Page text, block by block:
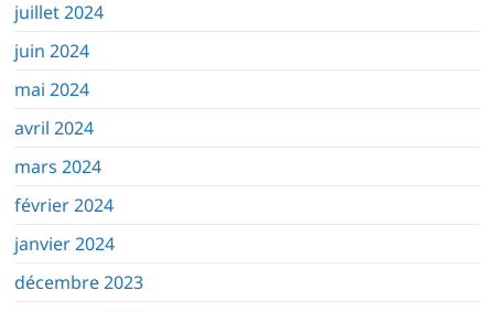
juillet 2024
juin 2024
mai 2024
avril 2024
mars 2024
février 2024
janvier 2024
décembre 2023